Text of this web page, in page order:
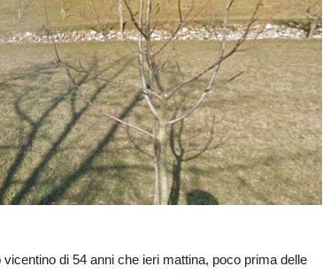
vicentino di 54 anni che ieri mattina, poco prima delle